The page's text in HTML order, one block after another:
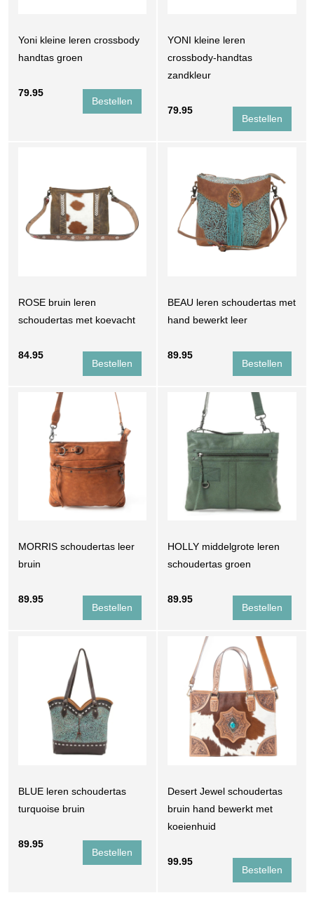
Yoni kleine leren crossbody
handtas groen
79.95
YONI kleine leren
crossbody-handtas
zandkleur
79.95
ROSE bruin leren
schoudertas met koevacht
84.95
BEAU leren schoudertas met
hand bewerkt leer
89.95
MORRIS schoudertas leer
bruin
89.95
HOLLY middelgrote leren
schoudertas groen
89.95
BLUE leren schoudertas
turquoise bruin
89.95
Desert Jewel schoudertas
bruin hand bewerkt met
koeienhuid
99.95